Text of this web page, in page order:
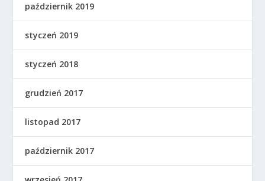
październik 2019
styczeń 2019
styczeń 2018
grudzień 2017
listopad 2017
październik 2017